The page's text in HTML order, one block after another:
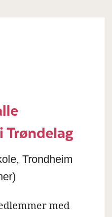
Trondheim
med